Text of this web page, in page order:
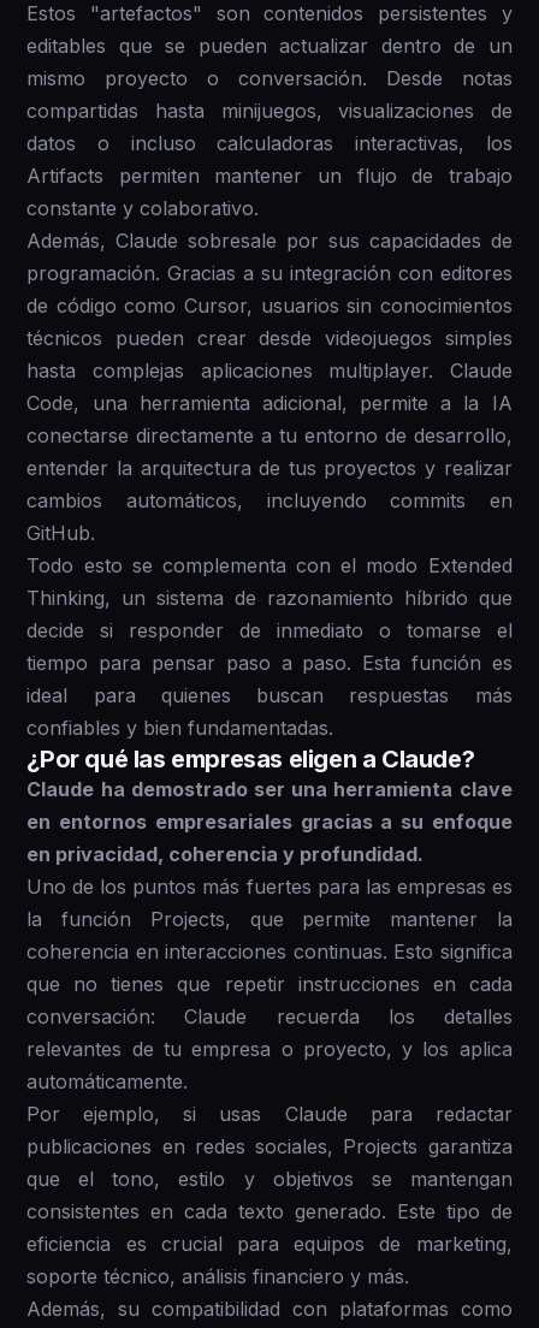
Estos "artefactos" son contenidos persistentes y
editables que se pueden actualizar dentro de un
mismo proyecto o conversación. Desde notas
compartidas hasta minijuegos, visualizaciones de
datos o incluso calculadoras interactivas, los
Artifacts permiten mantener un flujo de trabajo
constante y colaborativo.
Además, Claude sobresale por sus capacidades de
programación. Gracias a su integración con editores
de código como Cursor, usuarios sin conocimientos
técnicos pueden crear desde videojuegos simples
hasta complejas aplicaciones multiplayer. Claude
Code, una herramienta adicional, permite a la IA
conectarse directamente a tu entorno de desarrollo,
entender la arquitectura de tus proyectos y realizar
cambios automáticos, incluyendo commits en
GitHub.
Todo esto se complementa con el modo Extended
Thinking, un sistema de razonamiento híbrido que
decide si responder de inmediato o tomarse el
tiempo para pensar paso a paso. Esta función es
ideal para quienes buscan respuestas más
confiables y bien fundamentadas.
¿Por qué las empresas eligen a Claude?
Claude ha demostrado ser una herramienta clave
en entornos empresariales gracias a su enfoque
en privacidad, coherencia y profundidad.
Uno de los puntos más fuertes para las empresas es
la función Projects, que permite mantener la
coherencia en interacciones continuas. Esto significa
que no tienes que repetir instrucciones en cada
conversación: Claude recuerda los detalles
relevantes de tu empresa o proyecto, y los aplica
automáticamente.
Por ejemplo, si usas Claude para redactar
publicaciones en redes sociales, Projects garantiza
que el tono, estilo y objetivos se mantengan
consistentes en cada texto generado. Este tipo de
eficiencia es crucial para equipos de marketing,
soporte técnico, análisis financiero y más.
Además, su compatibilidad con plataformas como